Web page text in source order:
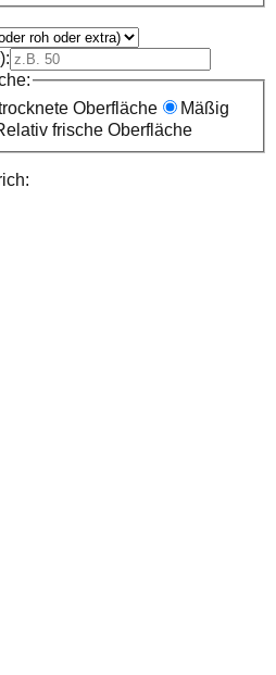
Oberfläche
Mäßig
frische Oberfläche